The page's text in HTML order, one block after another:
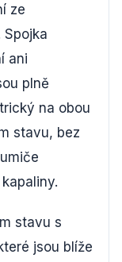
ze
ani
plně
na obou
stavu, bez
stavu s
jsou blíže